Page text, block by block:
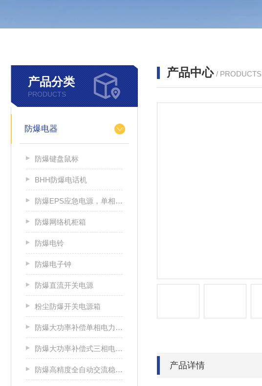
产品分类
PRODUCTS
防爆电器
防爆键盘鼠标
BHH防爆电话机
防爆EPS应急电源，单相/三相电源箱
防爆网络机柜箱
防爆电铃
防爆电子钟
防爆直流开关电源
粉尘防爆开关电源箱
防爆大功率补偿单相电力稳压器
防爆大功率补偿式三相电力稳压器
防爆高精度全自动交流稳压电源
产品中心 / PRODUCTS
产品详情